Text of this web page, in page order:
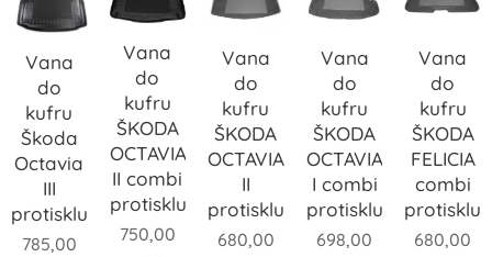
Vana
do
kufru
Škoda
Octavia
III
protiskluz
785,00
Vana
do
kufru
ŠKODA
OCTAVIA
II combi
protiskluz
750,00
Vana
do
kufru
ŠKODA
OCTAVIA
II
protiskluz
680,00
Vana
do
kufru
ŠKODA
OCTAVIA
I combi
protiskluz
698,00
Vana
do
kufru
ŠKODA
FELICIA
combi
protiskluz
680,00